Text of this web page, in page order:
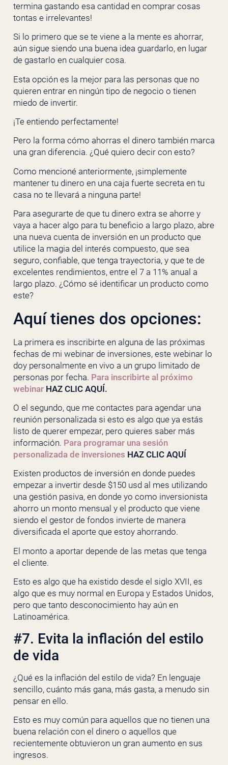
termina gastando esa cantidad en comprar cosas
tontas e irrelevantes!
Si lo primero que se te viene a la mente es ahorrar,
aún sigue siendo una buena idea guardarlo, en lugar
de gastarlo en cualquier cosa.
Esta opción es la mejor para las personas que no
quieren entrar en ningún tipo de negocio o tienen
miedo de invertir.
¡Te entiendo perfectamente!
Pero la forma cómo ahorras el dinero también marca
una gran diferencia. ¿Qué quiero decir con esto?
Como mencioné anteriormente, ¡simplemente
mantener tu dinero en una caja fuerte secreta en tu
casa no te llevará a ninguna parte!
Para asegurarte de que tu dinero extra se ahorre y
vaya a hacer algo para tu beneficio a largo plazo, abre
una nueva cuenta de inversión en un producto que
utilice la magia del interés compuesto, que sea
seguro, confiable, que tenga trayectoria, y que te de
excelentes rendimientos, entre el 7 a 11% anual a
largo plazo. ¿Cómo sé identificar un producto como
este?
Aquí tienes dos opciones:
La primera es inscribirte en alguna de las próximas
fechas de mi webinar de inversiones, este webinar lo
doy personalmente en vivo a un grupo limitado de
personas por fecha. Para inscribirte al próximo
webinar HAZ CLIC AQUÍ.
O el segundo, que me contactes para agendar una
reunión personalizada si esto es algo que ya estás
listo de querer empezar, pero quieres saber más
información. Para programar una sesión
personalizada de inversiones HAZ CLIC AQUÍ
Existen productos de inversión en donde puedes
empezar a invertir desde $150 usd al mes utilizando
una gestión pasiva, en donde yo como inversionista
ahorro un monto mensual y el producto que viene
siendo el gestor de fondos invierte de manera
diversificada el aporte que estoy ahorrando.
El monto a aportar depende de las metas que tenga
el cliente.
Esto es algo que ha existido desde el siglo XVII, es
algo que es muy normal en Europa y Estados Unidos,
pero que tanto desconocimiento hay aún en
Latinoamérica.
#7. Evita la inflación del estilo
de vida
¿Qué es la inflación del estilo de vida? En lenguaje
sencillo, cuánto más gana, más gasta, a menudo sin
pensar en ello.
Esto es muy común para aquellos que no tienen una
buena relación con el dinero o aquellos que
recientemente obtuvieron un gran aumento en sus
ingresos.